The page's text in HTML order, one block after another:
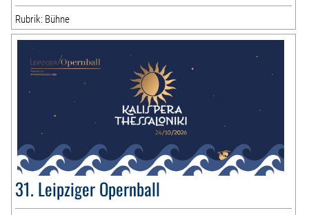
Rubrik: Bühne
31. Leipziger Opernball